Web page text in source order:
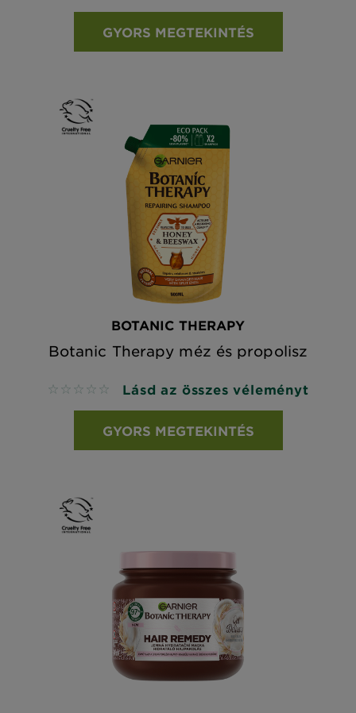
GYORS MEGTEKINTÉS
BOTANIC THERAPY
Botanic Therapy méz és propolisz
No reviews Lásd az összes véleményt
GYORS MEGTEKINTÉS